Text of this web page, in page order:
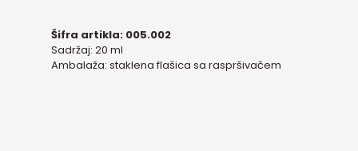
Šifra artikla: 005.002
Sadržaj: 20 ml
Ambalaža: staklena flašica sa raspršivačem